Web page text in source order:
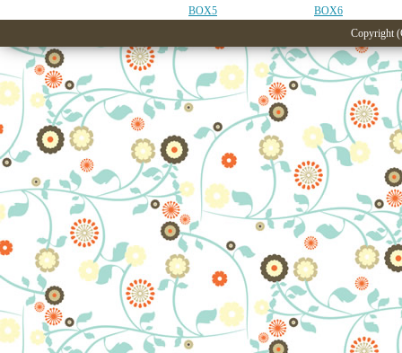
BOX5
BOX6
Copyright